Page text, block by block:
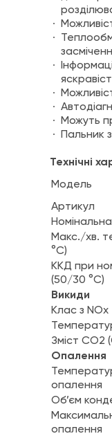
Можуть
Пальник
Технічні
Модель
Артикул
Макс./хв.
°C)
ККД при
(50/30 °C)
Викиди
Клас з NOx
Зміст CO2
Опалення
опалення
Об’єм
опалення